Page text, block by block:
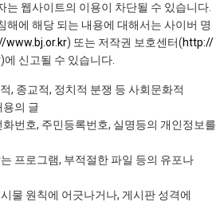
는 웹사이트의 이용이 차단될 수 있습니다.
해에 해당 되는 내용에 대해서는 사이버 명
www.bj.or.kr) 또는 저작권 보호센터(http://
)에 신고될 수 있습니다.
, 종교적, 정치적 분쟁 등 사회문화적
용의 글
번호, 주민등록번호, 실명등의 개인정보를
프로그램, 부적절한 파일 등의 유포나
물 원칙에 어긋나거나, 게시판 성격에